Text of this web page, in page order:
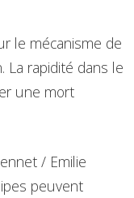
le mécanisme de
La rapidité dans le
une mort
/ Emilie
peuvent